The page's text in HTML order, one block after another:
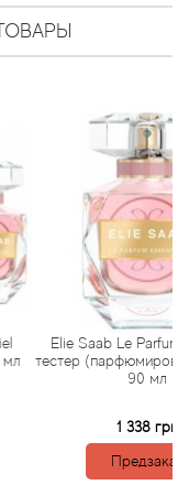
Saab Le Parfum Essentiel
(парфюмированная
1 338 грн
Предзаказ